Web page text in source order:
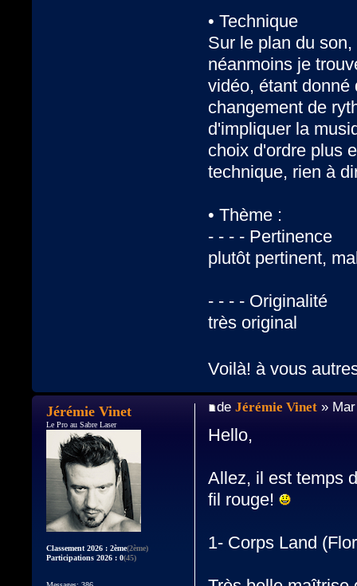
• Technique
Sur le plan du
néanmoins je
vidéo, étant donné
changement de
d'impliquer la
choix d'ordre plus
technique, rien à
• Thème :
- - - - Pertinence
plutôt pertinent,
- - - - Originalité
très original
Voilà! à vous
deJérémie Vinet »
Hello,
Allez, il est temps
fil rouge!
1- Corps Land
Jérémie Vinet
Le Pro au Sabre Laser
Classement 2026 : 2ème(2ème)
Participations 2026 : 0(45)